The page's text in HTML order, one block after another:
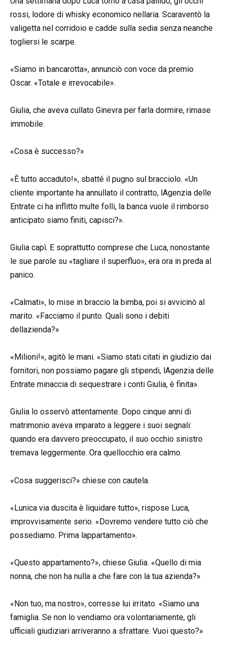
rossi, lodore di whisky economico nellaria. Scaraventò la
valigetta nel corridoio e cadde sulla sedia senza neanche
togliersi le scarpe.
«Siamo in bancarotta», annunciò con voce da premio
Oscar. «Totale e irrevocabile».
Giulia, che aveva cullato Ginevra per farla dormire, rimase
immobile.
«Cosa è successo?»
«È tutto accaduto!», sbatté il pugno sul bracciolo. «Un
cliente importante ha annullato il contratto, lAgenzia delle
Entrate ci ha inflitto multe folli, la banca vuole il rimborso
anticipato siamo finiti, capisci?».
Giulia capì. E soprattutto comprese che Luca, nonostante
le sue parole su «tagliare il superfluo», era ora in preda al
panico.
«Calmati», lo mise in braccio la bimba, poi si avvicinò al
marito. «Facciamo il punto. Quali sono i debiti
dellazienda?»
«Milioni!», agitò le mani. «Siamo stati citati in giudizio dai
fornitori, non possiamo pagare gli stipendi, lAgenzia delle
Entrate minaccia di sequestrare i conti Giulia, è finita».
Giulia lo osservò attentamente. Dopo cinque anni di
matrimonio aveva imparato a leggere i suoi segnali:
quando era davvero preoccupato, il suo occhio sinistro
tremava leggermente. Ora quellocchio era calmo.
«Cosa suggerisci?» chiese con cautela.
«Lunica via duscita è liquidare tutto», rispose Luca,
improvvisamente serio. «Dovremo vendere tutto ciò che
possediamo. Prima lappartamento».
«Questo appartamento?», chiese Giulia. «Quello di mia
nonna, che non ha nulla a che fare con la tua azienda?»
«Non tuo, ma nostro», corresse lui irritato. «Siamo una
famiglia. Se non lo vendiamo ora volontariamente, gli
ufficiali giudiziari arriveranno a sfrattare. Vuoi questo?»